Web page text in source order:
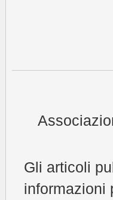
Gli articoli
informazioni